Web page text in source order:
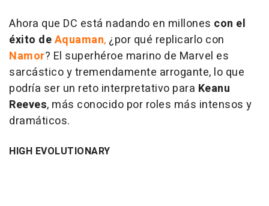
Ahora que DC está nadando en millones con el
éxito deAquaman, ¿por qué replicarlo con
Namor? El superhéroe marino de Marvel es
sarcástico y tremendamente arrogante, lo que
podría ser un reto interpretativo para Keanu
Reeves, más conocido por roles más intensos y
dramáticos.
HIGH EVOLUTIONARY